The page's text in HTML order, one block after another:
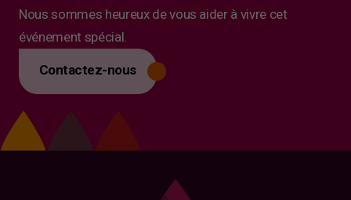
Nous sommes heureux de vous aider à vivre cet
événement spécial.
Contactez-nous